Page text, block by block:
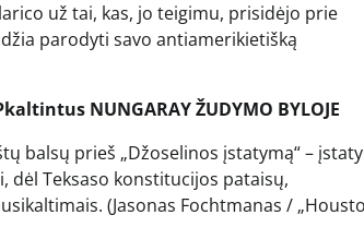
už tai, kas, jo teigimu, prisidėjo prie
parodyti savo antiamerikietišką
NUNGARAY ŽUDYMO BYLOJE
balsų prieš „Džoselinos įstatymą“ –
dėl Teksaso konstitucijos pataisų,
(Jasonas Fochtmanas /